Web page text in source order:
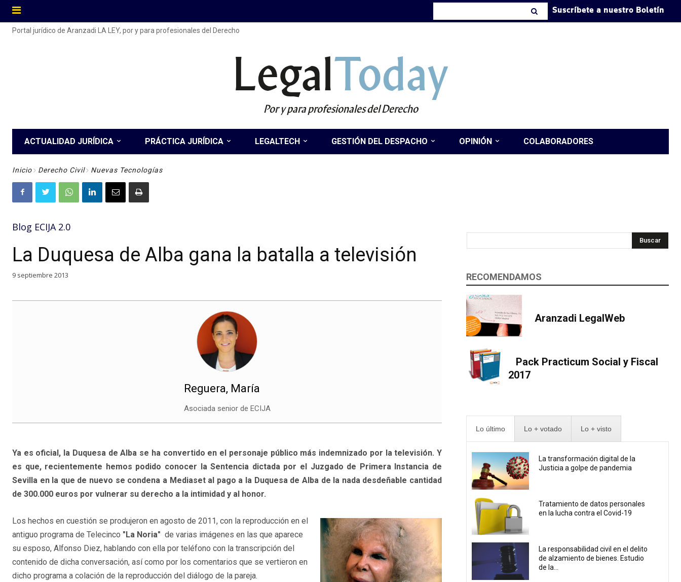
Suscríbete a nuestro Boletín
Portal jurídico de Aranzadi LA LEY, por y para profesionales del Derecho
LegalToday
Por y para profesionales del Derecho
ACTUALIDAD JURÍDICA PRÁCTICA JURÍDICA LEGALTECH GESTIÓN DEL DESPACHO OPINIÓN COLABORADORES
Inicio Derecho Civil Nuevas Tecnologías
Blog ECIJA 2.0
La Duquesa de Alba gana la batalla a televisión
9 septiembre 2013
Reguera, María
Asociada senior de ECIJA
Ya es oficial, la Duquesa de Alba se ha convertido en el personaje público más indemnizado por la televisión. Y
es que, recientemente hemos podido conocer la Sentencia dictada por el Juzgado de Primera Instancia de
Sevilla en la que de nuevo se condena a Mediaset al pago a la Duquesa de Alba de la nada desdeñable cantidad
de 300.000 euros por vulnerar su derecho a la intimidad y al honor.
Los hechos en cuestión se produjeron en agosto de 2011, con la reproducción en el
antiguo programa de Telecinco "La Noria" de varias imágenes en las que aparece
su esposo, Alfonso Diez, hablando con ella por teléfono con la transcripción del
contenido de dicha conversación, así como por los comentarios que se vertieron en
dicho programa a colación de la reproducción del diálogo de la pareja.
Buscar
RECOMENDAMOS
Aranzadi LegalWeb
Pack Practicum Social y Fiscal
2017
Lo último Lo + votado Lo + visto
La transformación digital de la
Justicia a golpe de pandemia
Tratamiento de datos personales
en la lucha contra el Covid-19
La responsabilidad civil en el delito
de alzamiento de bienes. Estudio
de la...